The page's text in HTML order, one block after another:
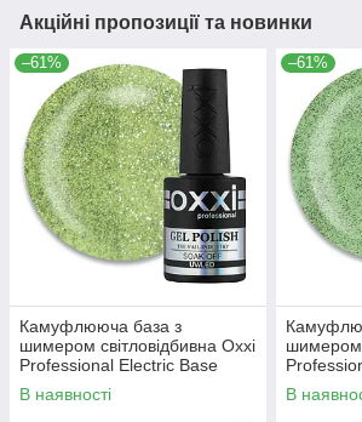
Акційні пропозиції та новинки
–61%
Камуфлююча база з
шимером світловідбивна Oxxi
Professional Electric Base
№03 оливково-салатовий, 10
мл
В наявності
–61%
шимером
№06
мл
В